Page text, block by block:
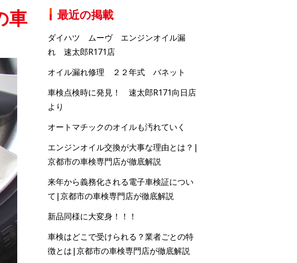
車 最近の掲載
ダイハツ ムーヴ エンジンオイル漏
れ 速太郎R171店
オイル漏れ修理 ２２年式 バネット
車検点検時に発見！ 速太郎R171向日店
より
オートマチックのオイルも汚れていく
エンジンオイル交換が大事な理由とは？|
京都市の車検専門店が徹底解説
来年から義務化される電子車検証につい
て|京都市の車検専門店が徹底解説
新品同様に大変身！！！
車検はどこで受けられる？業者ごとの特
徴とは|京都市の車検専門店が徹底解説